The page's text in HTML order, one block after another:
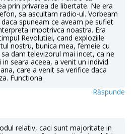
prin privarea de libertate. Ne era
sa ascultam radio-ul. Vorbeam
spuneam ce aveam pe suflet
impotrivca noastra. Era
Revolutiei, cand exploziile
nostru, bunica mea, femeie cu
dam televizorul mai incet, ca ne
seara aceea, a venit un individ
care a venit sa verifice daca
Functiona.
Răspunde
relativ, caci sunt majoritate in